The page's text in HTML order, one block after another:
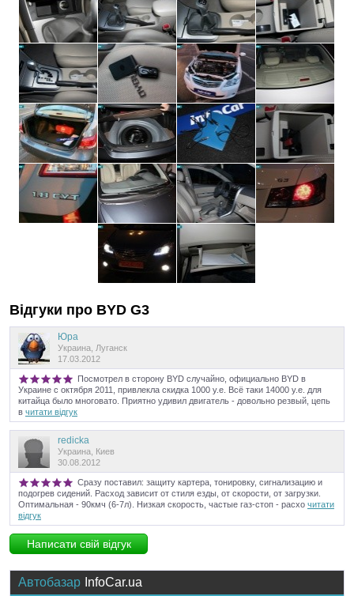
Відгуки про BYD G3
Юра
Украина, Луганск
17.03.2012
Посмотрел в сторону BYD случайно, официально BYD в
Украине с октября 2011, привлекла скидка 1000 у.е. Всё таки 14000 у.е. для
китайца было многовато. Приятно удивил двигатель - довольно резвый, цепь
в читати відгук
redicka
Украина, Киев
30.08.2012
Сразу поставил: защиту картера, тонировку, сигнализацию и
подогрев сидений. Расход зависит от стиля езды, от скорости, от загрузки.
Оптимальная - 90кмч (6-7л). Низкая скорость, частые газ-стоп - расхо читати
відгук
Написати свій відгук
Автобазар InfoCar.ua